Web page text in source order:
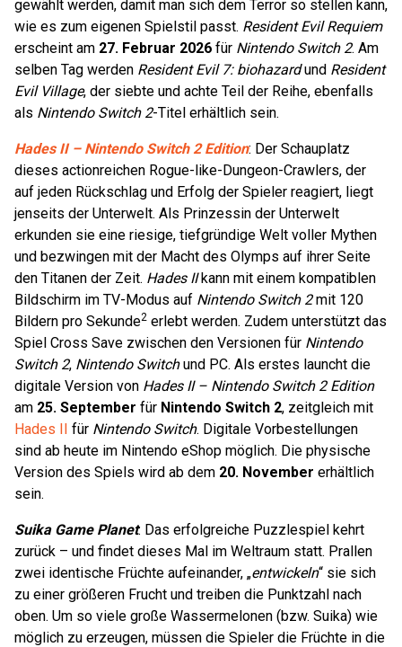
gewählt werden, damit man sich dem Terror so stellen kann,
wie es zum eigenen Spielstil passt. Resident Evil Requiem
erscheint am 27. Februar 2026 für Nintendo Switch 2. Am
selben Tag werden Resident Evil 7: biohazardund Resident
Evil Village, der siebte und achte Teil der Reihe, ebenfalls
als Nintendo Switch 2-Titel erhältlich sein.
Hades II – Nintendo Switch 2 Edition: Der Schauplatz
dieses actionreichen Rogue-like-Dungeon-Crawlers, der
auf jeden Rückschlag und Erfolg der Spieler reagiert, liegt
jenseits der Unterwelt. Als Prinzessin der Unterwelt
erkunden sie eine riesige, tiefgründige Welt voller Mythen
und bezwingen mit der Macht des Olymps auf ihrer Seite
den Titanen der Zeit. Hades IIkann mit einem kompatiblen
Bildschirm im TV-Modus auf Nintendo Switch 2mit 120
Bildern pro Sekunde2 erlebt werden. Zudem unterstützt das
Spiel Cross Save zwischen den Versionen für Nintendo
Switch 2, Nintendo Switchund PC. Als erstes launcht die
digitale Version von Hades II – Nintendo Switch 2 Edition
am 25. September für Nintendo Switch 2, zeitgleich mit
Hades II für Nintendo Switch. Digitale Vorbestellungen
sind ab heute im Nintendo eShop möglich. Die physische
Version des Spiels wird ab dem 20. November erhältlich
sein.
Suika Game Planet: Das erfolgreiche Puzzlespiel kehrt
zurück – und findet dieses Mal im Weltraum statt. Prallen
zwei identische Früchte aufeinander, „entwickeln“ sie sich
zu einer größeren Frucht und treiben die Punktzahl nach
oben. Um so viele große Wassermelonen (bzw. Suika) wie
möglich zu erzeugen, müssen die Spieler die Früchte in die